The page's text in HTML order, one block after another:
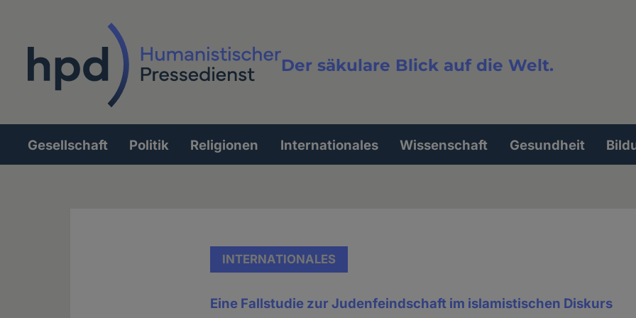
Der säkulare Blick auf die Welt.
Volltextsuche
Hauptnavigation
Gesellschaft Politik Religionen Internationales Wissenschaft Gesundheit
INTERNATIONALES
Eine Fallstudie zur Judenfeindschaft im islamistischen Diskurs